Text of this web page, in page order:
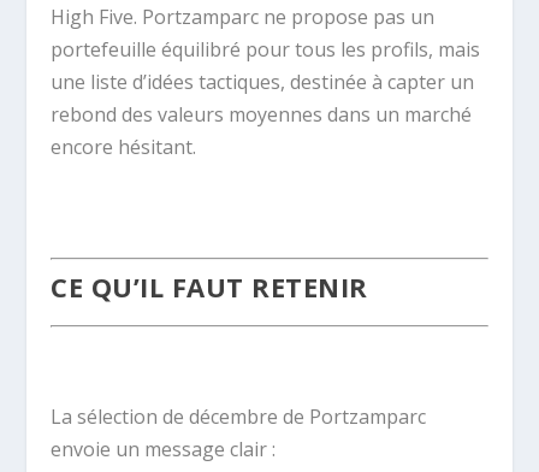
High Five. Portzamparc ne propose pas un
portefeuille équilibré pour tous les profils, mais
une liste d’idées tactiques, destinée à capter un
rebond des valeurs moyennes dans un marché
encore hésitant.
CE QU’IL FAUT RETENIR
La sélection de décembre de Portzamparc
envoie un message clair :